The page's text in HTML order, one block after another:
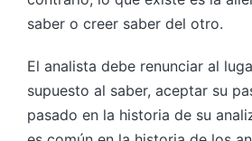
saber o creer saber del otro.
El analista debe renunciar al
supuesto al saber, aceptar su
pasado en la historia de su